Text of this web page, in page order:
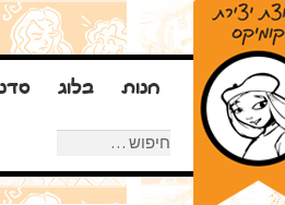
חנות בלוג
חיפוש: